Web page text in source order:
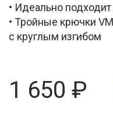
• Идеально
• Тройные крючки
с круглым изгибом
1 650 ₽